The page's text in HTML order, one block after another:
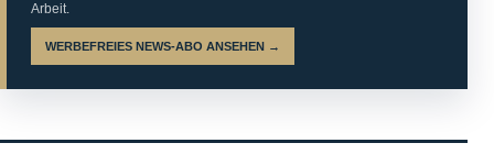
Arbeit.
WERBEFREIES NEWS-ABO ANSEHEN →